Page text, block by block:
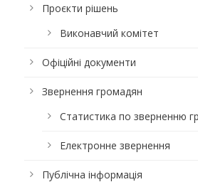
Проєкти рішень
Виконавчий комітет
Офіційні документи
Звернення громадян
Статистика по зверненню
Електронне звернення
Публічна інформація